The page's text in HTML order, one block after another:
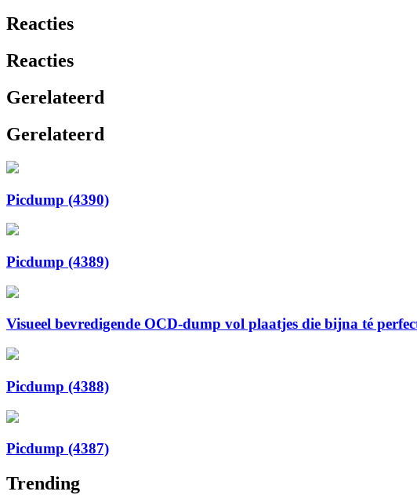
Reacties
Reacties
Gerelateerd
Gerelateerd
Picdump (4390)
Picdump (4389)
Visueel bevredigende OCD-dump vol plaatjes die bijna té
Picdump (4388)
Picdump (4387)
Trending